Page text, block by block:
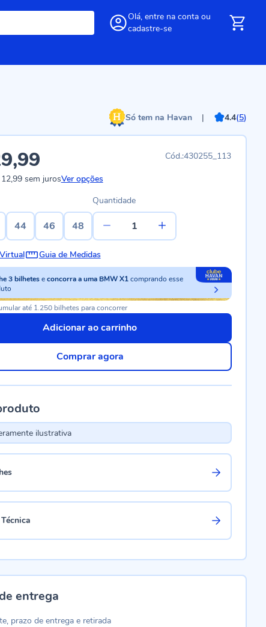
Olá, entre na conta ou
cadastre-se
Só tem na Havan | 4.4(5)
430255_113
sem jurosVer opções
44 46 48
Quantidade
Guia de Medidas
3 bilhetes econcorra a uma BMW X1comprando esse
até 1.250 bilhetes para concorrer
Adicionar ao carrinho
Comprar agora
ilustrativa
entrega
prazo de entrega e retirada